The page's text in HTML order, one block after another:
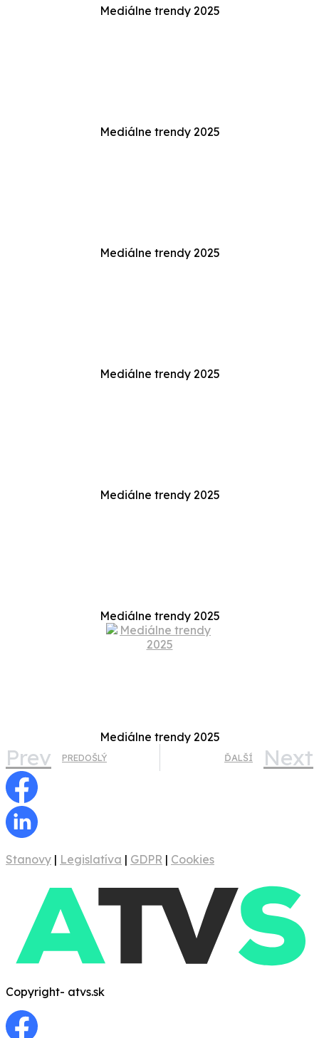
Mediálne trendy 2025
Mediálne trendy 2025
Mediálne trendy 2025
Mediálne trendy 2025
Mediálne trendy 2025
Mediálne trendy 2025
Mediálne trendy 2025
Prev PREDOŠLÝ ĎALŠÍ Next
Stanovy | Legislatíva | GDPR | Cookies
Copyright- atvs.sk